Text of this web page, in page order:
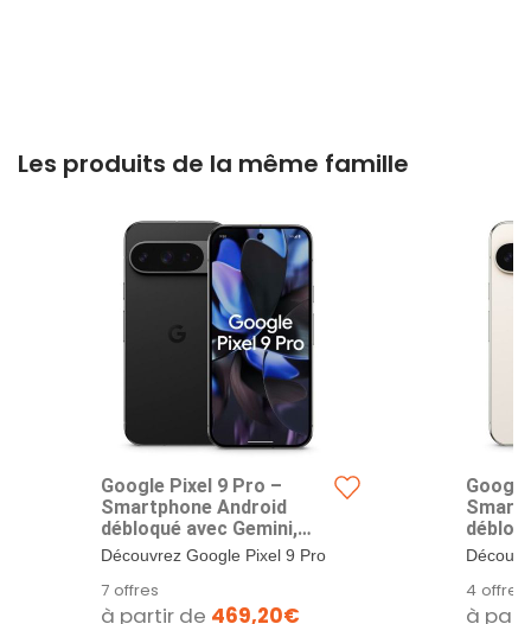
Les produits de la même famille
Google Pixel 9 Pro –
Smartphone Android
débloqué avec Gemini,
Triple Appareil Photo
arrière, 24 Heures
d'autonomie et écran
Super Actua 6,3 Pouces –
Découvrez Google Pixel 9 Pro
smartphone...
7 offres
à partir de 469,20€
Triple
Super
4 offres
à